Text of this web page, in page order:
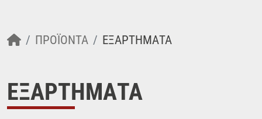
ΠΡΟΪΌΝΤΑ ΕΞΑΡΤΗΜΑΤΑ
ΕΞΑΡΤΗΜΑΤΑ